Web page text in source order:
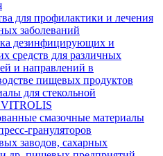
для профилактики и лечения
заболеваний
дезинфицирующих и
средств для различных
и направлений в
пищевых продуктов
для стекольной
смазочные материалы
грануляторов
заводов, сахарных